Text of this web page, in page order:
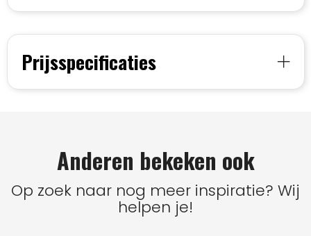
Prijsspecificaties
Anderen bekeken ook
Op zoek naar nog meer inspiratie? Wij
helpen je!